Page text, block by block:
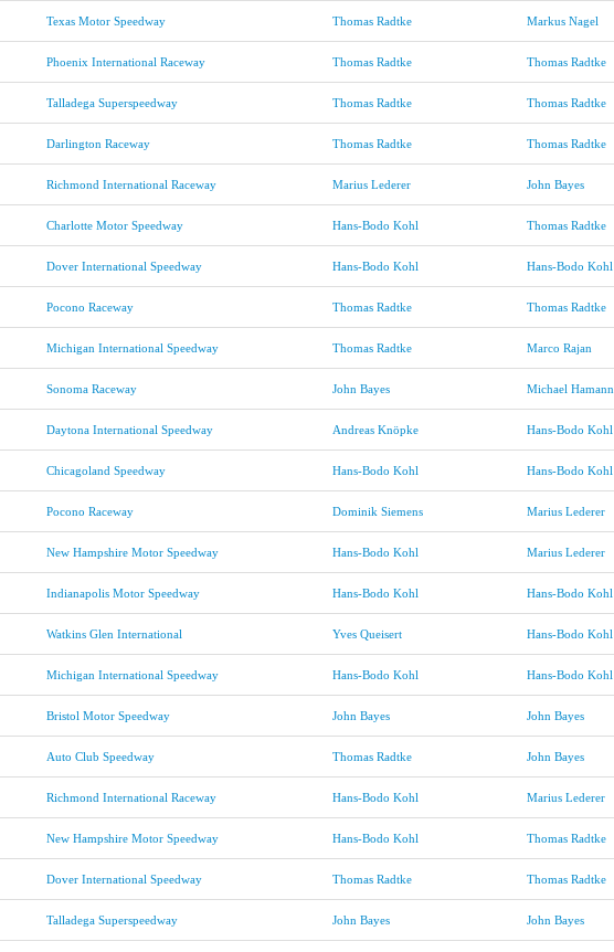
Texas Motor Speedway Thomas Radtke Markus Nagel
Phoenix International Raceway Thomas Radtke Thomas Radtke
Talladega Superspeedway Thomas Radtke Thomas Radtke
Darlington Raceway Thomas Radtke Thomas Radtke
Richmond International Raceway Marius Lederer John Bayes
Charlotte Motor Speedway Hans-Bodo Kohl Thomas Radtke
Dover International Speedway Hans-Bodo Kohl Hans-Bodo Kohl
Pocono Raceway Thomas Radtke Thomas Radtke
Michigan International Speedway Thomas Radtke Marco Rajan
Sonoma Raceway John Bayes Michael Hamann
Daytona International Speedway Andreas Knöpke Hans-Bodo Kohl
Chicagoland Speedway Hans-Bodo Kohl Hans-Bodo Kohl
Pocono Raceway Dominik Siemens Marius Lederer
New Hampshire Motor Speedway Hans-Bodo Kohl Marius Lederer
Indianapolis Motor Speedway Hans-Bodo Kohl Hans-Bodo Kohl
Watkins Glen International Yves Queisert Hans-Bodo Kohl
Michigan International Speedway Hans-Bodo Kohl Hans-Bodo Kohl
Bristol Motor Speedway John Bayes John Bayes
Auto Club Speedway Thomas Radtke John Bayes
Richmond International Raceway Hans-Bodo Kohl Marius Lederer
New Hampshire Motor Speedway Hans-Bodo Kohl Thomas Radtke
Dover International Speedway Thomas Radtke Thomas Radtke
Talladega Superspeedway John Bayes John Bayes